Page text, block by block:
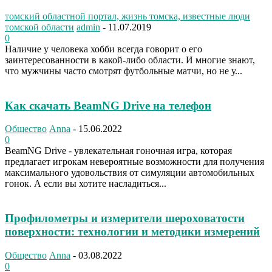
томский областной портал, жизнь томска, известные люди
томской области admin - 11.07.2019
0
Наличие у человека хобби всегда говорит о его
заинтересованности в какой-либо области. И многие знают,
что мужчины часто смотрят футбольные матчи, но не у...
Как скачать BeamNG Drive на телефон
Общество Anna - 15.06.2022
0
BeamNG Drive - увлекательная гоночная игра, которая
предлагает игрокам невероятные возможности для получения
максимального удовольствия от симуляции автомобильных
гонок. А если вы хотите насладиться...
Профилометры и измерители шероховатости
поверхности: технологии и методики измерений
Общество Anna - 03.08.2022
0